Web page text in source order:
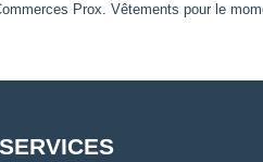
Prox. Vêtements pour le